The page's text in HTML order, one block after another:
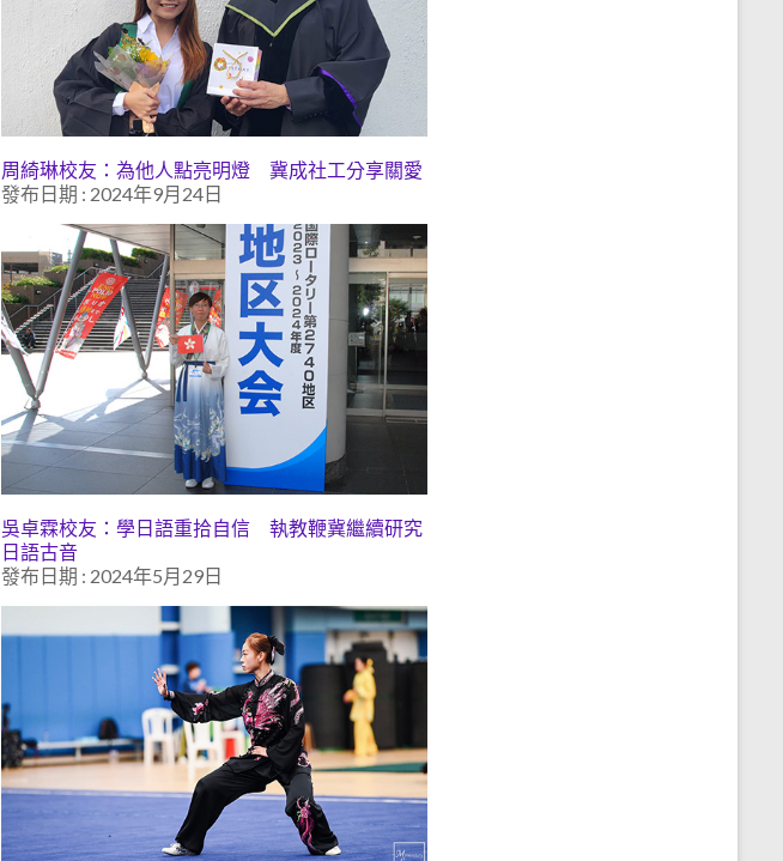
周綺琳校友：為他人點亮明燈 冀成社工分享關愛
發布日期 : 2024年9月24日
吳卓霖校友：學日語重拾自信 執教鞭冀繼續研究
日語古音
發布日期 : 2024年5月29日